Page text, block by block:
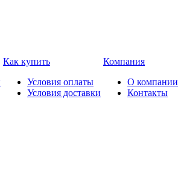
Как купить
Условия оплаты
Условия доставки
Компания
О компании
Контакты